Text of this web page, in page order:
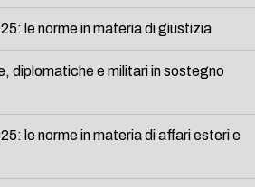
le norme in materia di giustizia
diplomatiche e militari in sostegno
le norme in materia di affari esteri e